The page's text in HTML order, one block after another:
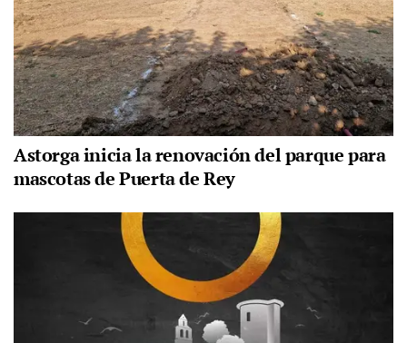
Astorga inicia la renovación del parque para
mascotas de Puerta de Rey